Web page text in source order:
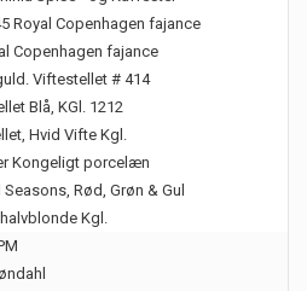
Royal Copenhagen fajance
Copenhagen fajance
Viftestellet # 414
Blå, KGl. 1212
Hvid Vifte Kgl.
Kongeligt porcelæn
Rød, Grøn & Gul
Kgl.